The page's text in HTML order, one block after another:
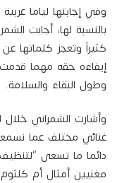
وفي إجابتها لياما
بالنسبة لها، أجابت
كثيراً وتعجز كلماتها
إيفاءه حقه مهما
وطول البقاء والسلامة.
وأشارت الشمراني خلال
غنائي مختلف عما
دائما ما تسعى
مغنيين أمثال أم